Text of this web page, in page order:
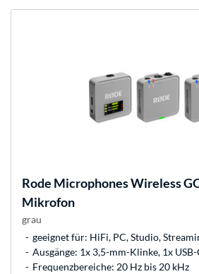
Rode MicrophonesWireless
Mikrofon
grau
geeignet für: HiFi, PC, Studio,
Ausgänge: 1x 3,5-mm-Klinke, 1x USB-
Frequenzbereiche: 20 Hz bis 20 kHz